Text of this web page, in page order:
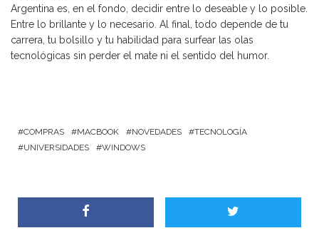
Argentina es, en el fondo, decidir entre lo deseable y lo posible.
Entre lo brillante y lo necesario. Al final, todo depende de tu
carrera, tu bolsillo y tu habilidad para surfear las olas
tecnológicas sin perder el mate ni el sentido del humor.
COMPRAS MACBOOK NOVEDADES
TECNOLOGÍA
UNIVERSIDADES
WINDOWS